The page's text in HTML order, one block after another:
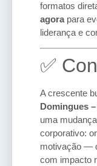
formatos
agorapara
liderança e
✅
A crescente
Domingues
uma
corporativo:
motivação —
com impacto